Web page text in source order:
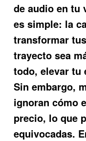
de audio en tu
es simple: la
transformar
trayecto sea
todo, elevar tu
Sin embargo,
ignoran cómo
precio, lo que
equivocadas.